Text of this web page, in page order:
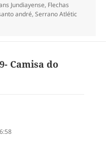
Jundiayense, Flechas
andré,Serrano Atlétic
Camisa do